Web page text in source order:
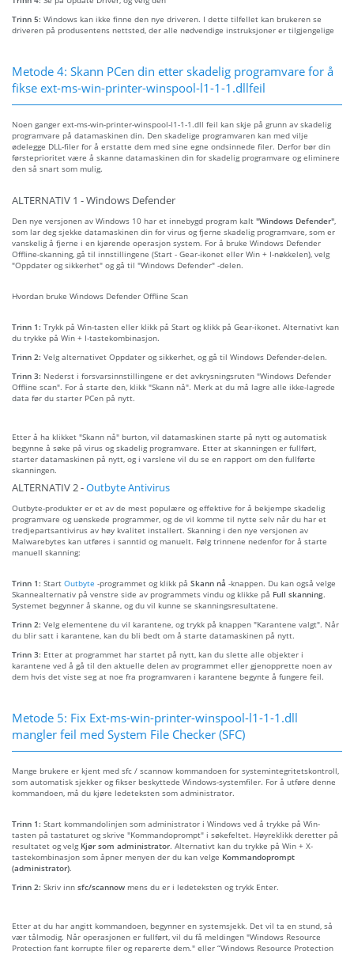
Trinn 5: Windows kan ikke finne den nye driveren. I dette tilfellet kan brukeren se
driveren på produsentens nettsted, der alle nødvendige instruksjoner er tilgjengelige
Metode 4: Skann PCen din etter skadelig programvare for å
fikse ext-ms-win-printer-winspool-l1-1-1.dllfeil
Noen ganger ext-ms-win-printer-winspool-l1-1-1.dll feil kan skje på grunn av skadelig
programvare på datamaskinen din. Den skadelige programvaren kan med vilje
ødelegge DLL-filer for å erstatte dem med sine egne ondsinnede filer. Derfor bør din
førsteprioritet være å skanne datamaskinen din for skadelig programvare og eliminere
den så snart som mulig.
ALTERNATIV 1 - Windows Defender
Den nye versjonen av Windows 10 har et innebygd program kalt "Windows Defender"
som lar deg sjekke datamaskinen din for virus og fjerne skadelig programvare, som er
vanskelig å fjerne i en kjørende operasjon system. For å bruke Windows Defender
Offline-skanning, gå til innstillingene (Start - Gear-ikonet eller Win + I-nøkkelen), velg
"Oppdater og sikkerhet" og gå til "Windows Defender" -delen.
Hvordan bruke Windows Defender Offline Scan
Trinn 1: Trykk på Win-tasten eller klikk på Start og klikk på Gear-ikonet. Alternativt kan
du trykke på Win + I-tastekombinasjon.
Trinn 2: Velg alternativet Oppdater og sikkerhet, og gå til Windows Defender-delen.
Trinn 3: Nederst i forsvarsinnstillingene er det avkrysningsruten "Windows Defender
Offline scan". For å starte den, klikk "Skann nå". Merk at du må lagre alle ikke-lagrede
data før du starter PCen på nytt.
Etter å ha klikket "Skann nå" burton, vil datamaskinen starte på nytt og automatisk
begynne å søke på virus og skadelig programvare. Etter at skanningen er fullført,
starter datamaskinen på nytt, og i varslene vil du se en rapport om den fullførte
skanningen.
ALTERNATIV 2 -Outbyte Antivirus
Outbyte-produkter er et av de mest populære og effektive for å bekjempe skadelig
programvare og uønskede programmer, og de vil komme til nytte selv når du har et
tredjepartsantivirus av høy kvalitet installert. Skanning i den nye versjonen av
Malwarebytes kan utføres i sanntid og manuelt. Følg trinnene nedenfor for å starte
manuell skanning:
Trinn 1: Start Outbyte -programmet og klikk på Skann nå -knappen. Du kan også velge
Skannealternativ på venstre side av programmets vindu og klikke på Full skanning.
Systemet begynner å skanne, og du vil kunne se skanningsresultatene.
Trinn 2: Velg elementene du vil karantene, og trykk på knappen "Karantene valgt". Når
du blir satt i karantene, kan du bli bedt om å starte datamaskinen på nytt.
Trinn 3: Etter at programmet har startet på nytt, kan du slette alle objekter i
karantene ved å gå til den aktuelle delen av programmet eller gjenopprette noen av
dem hvis det viste seg at noe fra programvaren i karantene begynte å fungere feil.
Metode 5: Fix Ext-ms-win-printer-winspool-l1-1-1.dll
mangler feil med System File Checker (SFC)
Mange brukere er kjent med sfc / scannow kommandoen for systemintegritetskontroll,
som automatisk sjekker og fikser beskyttede Windows-systemfiler. For å utføre denne
kommandoen, må du kjøre ledeteksten som administrator.
Trinn 1: Start kommandolinjen som administrator i Windows ved å trykke på Win-
tasten på tastaturet og skrive "Kommandoprompt" i søkefeltet. Høyreklikk deretter på
resultatet og velg Kjør som administrator. Alternativt kan du trykke på Win + X-
tastekombinasjon som åpner menyen der du kan velge Kommandoprompt
(administrator).
Trinn 2: Skriv inn sfc/scannow mens du er i ledeteksten og trykk Enter.
Etter at du har angitt kommandoen, begynner en systemsjekk. Det vil ta en stund, så
vær tålmodig. Når operasjonen er fullført, vil du få meldingen "Windows Resource
Protection fant korrupte filer og reparerte dem." eller “Windows Resource Protection